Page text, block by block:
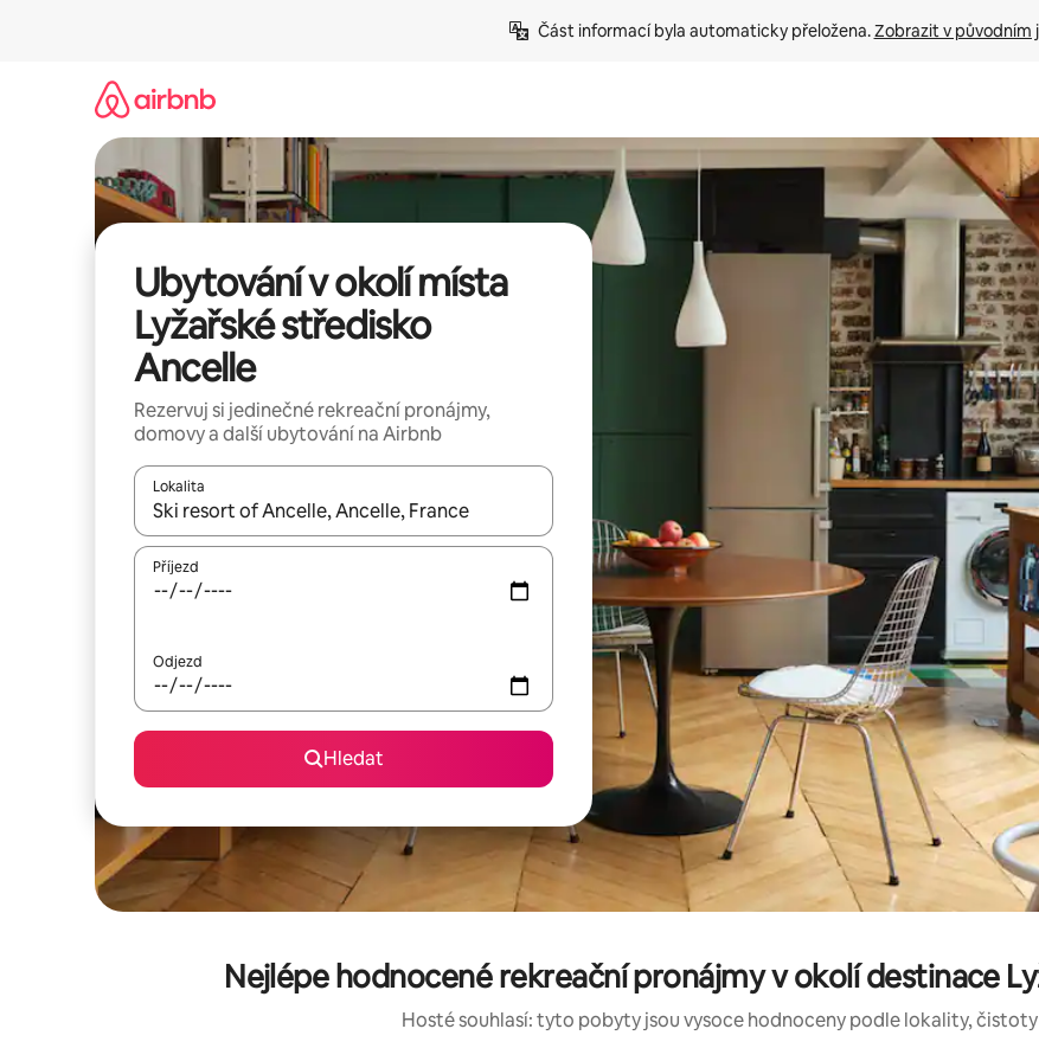
Část informací byla automaticky přeložena. Zobrazit v původním
Ubytování v okolí místa
Lyžařské středisko
Ancelle
Rezervuj si jedinečné rekreační pronájmy,
domovy a další ubytování na Airbnb
Lokalita
Až budou výsledky k dispozici, můžeš si je procházet pomocí šipek nahoru a dolů, dotykem nebo přejetím prstem.
Příjezd
Odjezd
Hledat
Nejlépe hodnocené rekreační pronájmy v okolí destinace
Hosté souhlasí: tyto pobyty jsou vysoce hodnoceny podle lokality,